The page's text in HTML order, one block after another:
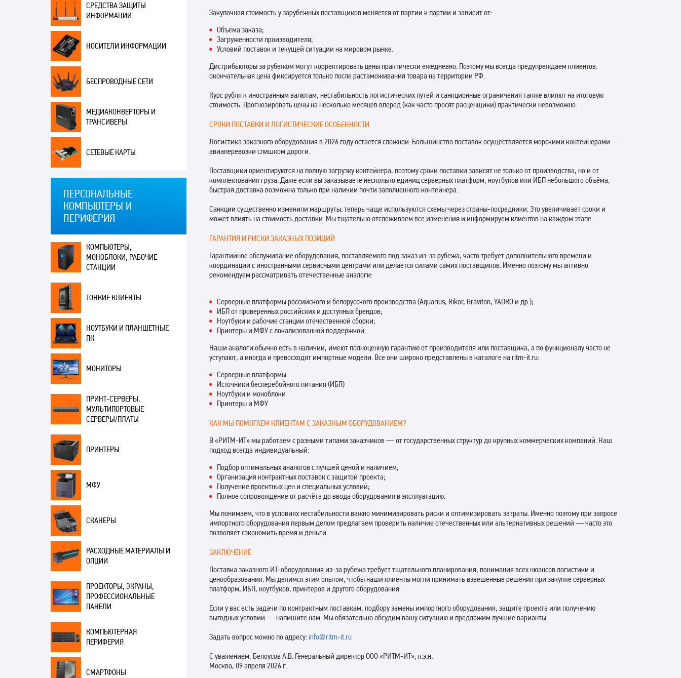
СРЕДСТВА ЗАЩИТЫ
ИНФОРМАЦИИ
НОСИТЕЛИ ИНФОРМАЦИИ
БЕСПРОВОДНЫЕ СЕТИ
МЕДИАКОНВЕРТОРЫ И
ТРАНСИВЕРЫ
СЕТЕВЫЕ КАРТЫ
ПЕРСОНАЛЬНЫЕ
КОМПЬЮТЕРЫ И
ПЕРИФЕРИЯ
КОМПЬЮТЕРЫ,
МОНОБЛОКИ, РАБОЧИЕ
СТАНЦИИ
ТОНКИЕ КЛИЕНТЫ
НОУТБУКИ И ПЛАНШЕТНЫЕ
ПК
МОНИТОРЫ
ПРИНТ-СЕРВЕРЫ,
МУЛЬТИПОРТОВЫЕ
СЕРВЕРЫ/ПЛАТЫ
ПРИНТЕРЫ
МФУ
СКАНЕРЫ
РАСХОДНЫЕ МАТЕРИАЛЫ И
ОПЦИИ
ПРОЕКТОРЫ, ЭКРАНЫ,
ПРОФЕССИОНАЛЬНЫЕ
ПАНЕЛИ
КОМПЬЮТЕРНАЯ
ПЕРИФЕРИЯ
СМАРТФОНЫ
Закупочная стоимость у зарубежных поставщиков меняется от партии к партии и зависит от:
Объёма заказа;
Загруженности производителя;
Условий поставок и текущей ситуации на мировом рынке.
Дистрибьюторы за рубежом могут корректировать цены практически ежедневно. Поэтому мы всегда предупреждаем клиентов:
окончательная цена фиксируется только после растаможивания товара на территории РФ.
Курс рубля к иностранным валютам, нестабильность логистических путей и санкционные ограничения также влияют на итоговую
стоимость. Прогнозировать цены на несколько месяцев вперёд (как часто просят расценщики) практически невозможно.
СРОКИ ПОСТАВКИ И ЛОГИСТИЧЕСКИЕ ОСОБЕННОСТИ
Логистика заказного оборудования в 2026 году остаётся сложной. Большинство поставок осуществляется морскими контейнерами —
авиаперевозки слишком дороги.
Поставщики ориентируются на полную загрузку контейнера, поэтому сроки поставки зависят не только от производства, но и от
комплектования груза. Даже если вы заказываете несколько единиц серверных платформ, ноутбуков или ИБП небольшого объёма,
быстрая доставка возможна только при наличии почти заполненного контейнера.
Санкции существенно изменили маршруты: теперь чаще используются схемы через страны-посредники. Это увеличивает сроки и
может влиять на стоимость доставки. Мы тщательно отслеживаем все изменения и информируем клиентов на каждом этапе.
ГАРАНТИЯ И РИСКИ ЗАКАЗНЫХ ПОЗИЦИЙ
Гарантийное обслуживание оборудования, поставляемого под заказ из-за рубежа, часто требует дополнительного времени и
координации с иностранными сервисными центрами или делается силами самих поставщиков. Именно поэтому мы активно
рекомендуем рассматривать отечественные аналоги:
Серверные платформы российского и белорусского производства (Aquarius, Rikor, Graviton, YADRO и др.);
ИБП от проверенных российских и доступных брендов;
Ноутбуки и рабочие станции отечественной сборки;
Принтеры и МФУ с локализованной поддержкой.
Наши аналоги обычно есть в наличии, имеют полноценную гарантию от производителя или поставщика, а по функционалу часто не
уступают, а иногда и превосходят импортные модели. Все они широко представлены в каталоге на ritm-it.ru:
Серверные платформы
Источники бесперебойного питания (ИБП)
Ноутбуки и моноблоки
Принтеры и МФУ
КАК МЫ ПОМОГАЕМ КЛИЕНТАМ С ЗАКАЗНЫМ ОБОРУДОВАНИЕМ?
В «РИТМ-ИТ» мы работаем с разными типами заказчиков — от государственных структур до крупных коммерческих компаний. Наш
подход всегда индивидуальный:
Подбор оптимальных аналогов с лучшей ценой и наличием;
Организация контрактных поставок с защитой проекта;
Получение проектных цен и специальных условий;
Полное сопровождение от расчёта до ввода оборудования в эксплуатацию.
Мы понимаем, что в условиях нестабильности важно минимизировать риски и оптимизировать затраты. Именно поэтому при запросе
импортного оборудования первым делом предлагаем проверить наличие отечественных или альтернативных решений — часто это
позволяет сэкономить время и деньги.
ЗАКЛЮЧЕНИЕ
Поставка заказного ИТ-оборудования из-за рубежа требует тщательного планирования, понимания всех нюансов логистики и
ценообразования. Мы делимся этим опытом, чтобы наши клиенты могли принимать взвешенные решения при закупке серверных
платформ, ИБП, ноутбуков, принтеров и другого оборудования.
Если у вас есть задачи по контрактным поставкам, подбору замены импортного оборудования, защите проекта или получению
выгодных условий — напишите нам. Мы обязательно обсудим вашу ситуацию и предложим лучшие варианты.
Задать вопрос можно по адресу: info@ritm-it.ru
С уважением, Белоусов А.В. Генеральный директор ООО «РИТМ-ИТ», к.э.н.
Москва, 09 апреля 2026 г.